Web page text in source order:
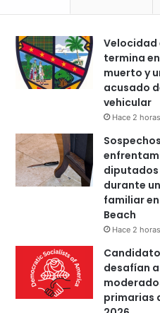
Velocidad
termina
muerto y
acusado
vehicular
Hace 2 horas
diputados
durante
familiar
Beach
Hace 2 horas
desafían
primarias